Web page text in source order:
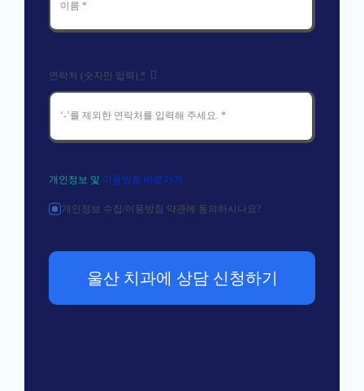
연락처 (숫자만 입력) *
개인정보 및 이용방침 바로가기
개인정보 수집/이용방침 약관에 동의하시나요?
울산 치과에 상담 신청하기